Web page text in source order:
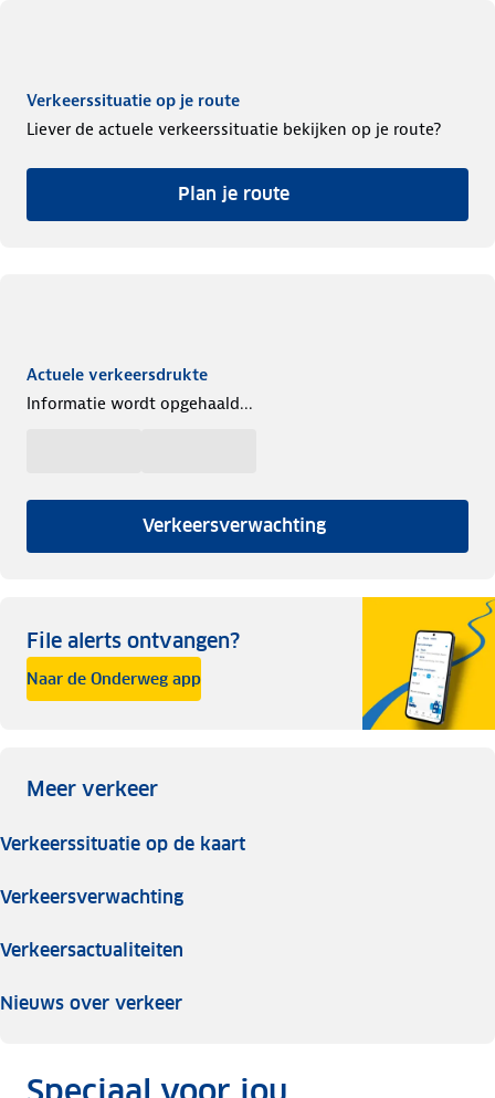
Verkeerssituatie op je route
Liever de actuele verkeerssituatie bekijken op je route?
Plan je route
Actuele verkeersdrukte
Informatie wordt opgehaald...
Verkeersverwachting
File alerts ontvangen?
Naar de Onderweg app
Meer verkeer
Verkeerssituatie op de kaart
Verkeersverwachting
Verkeersactualiteiten
Nieuws over verkeer